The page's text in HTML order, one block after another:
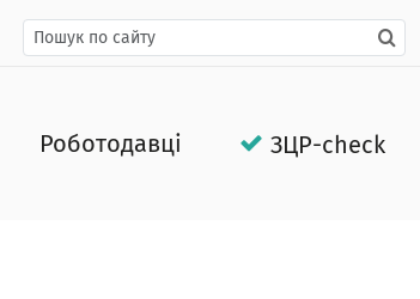
Роботодавці ЗЦР-check